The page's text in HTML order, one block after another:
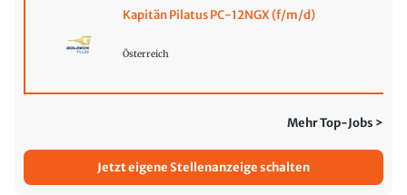
Kapitän Pilatus PC-12NGX (f/m/d)
Österreich
Mehr Top-Jobs >
Jetzt eigene Stellenanzeige schalten